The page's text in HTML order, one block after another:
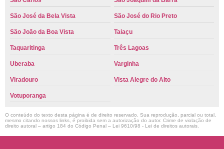
São José da Bela Vista São José do Rio Preto
São João da Boa Vista Taiaçu
Taquaritinga Três Lagoas
Uberaba Varginha
Viradouro Vista Alegre do Alto
Votuporanga
O conteúdo do texto desta página é de direito reservado. Sua reprodução, parcial ou total,
mesmo citando nossos links, é proibida sem a autorização do autor. Crime de violação de
direito autoral – artigo 184 do Código Penal – Lei 9610/98 - Lei de direitos autorais